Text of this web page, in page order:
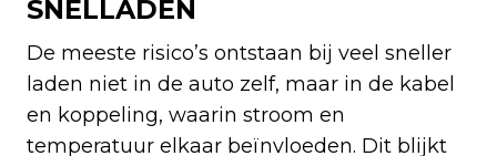
SNELLADEN
De meeste risico’s ontstaan bij veel sneller
laden niet in de auto zelf, maar in de kabel
en koppeling, waarin stroom en
temperatuur elkaar beïnvloeden. Dit blijkt